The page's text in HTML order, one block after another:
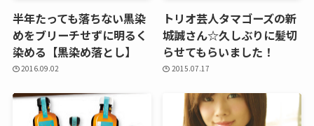
半年たっても落ちない黒染
めをブリーチせずに明るく
染める【黒染め落とし】
2016.09.02
トリオ芸人タマゴーズの新
城誠さん☆久しぶりに髪切
らせてもらいました！
2015.07.17